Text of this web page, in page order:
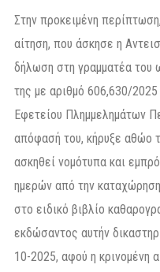
Στην προκειμένη
αίτηση, που άσκησε η
δήλωση στη γραμματέα του
της με αριθμό 606,630/
Εφετείου Πλημμελημάτων
απόφασή του, κήρυξε αθώο
ασκηθεί νομότυπα και
ημερών από την
στο ειδικό βιβλίο
εκδώσαντος αυτήν
10-2025, αφού η κρινομένη